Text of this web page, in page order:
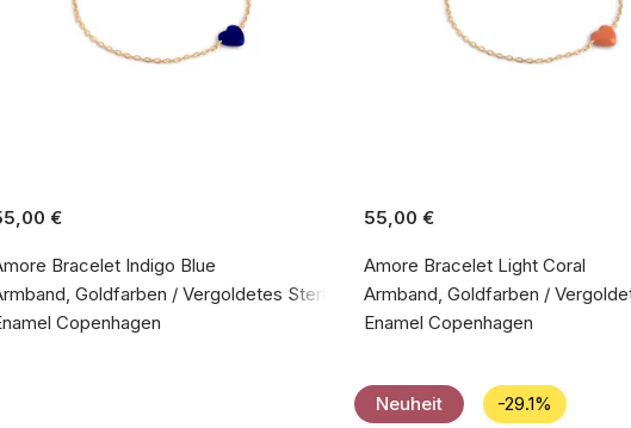
925
€
Bracelet Indigo Blue
Goldfarben / Vergoldetes Sterlingsilber 925
Copenhagen
55,00 €
Amore Bracelet Light Coral
Armband, Goldfarben /
Enamel Copenhagen
Neuheit -29.1%